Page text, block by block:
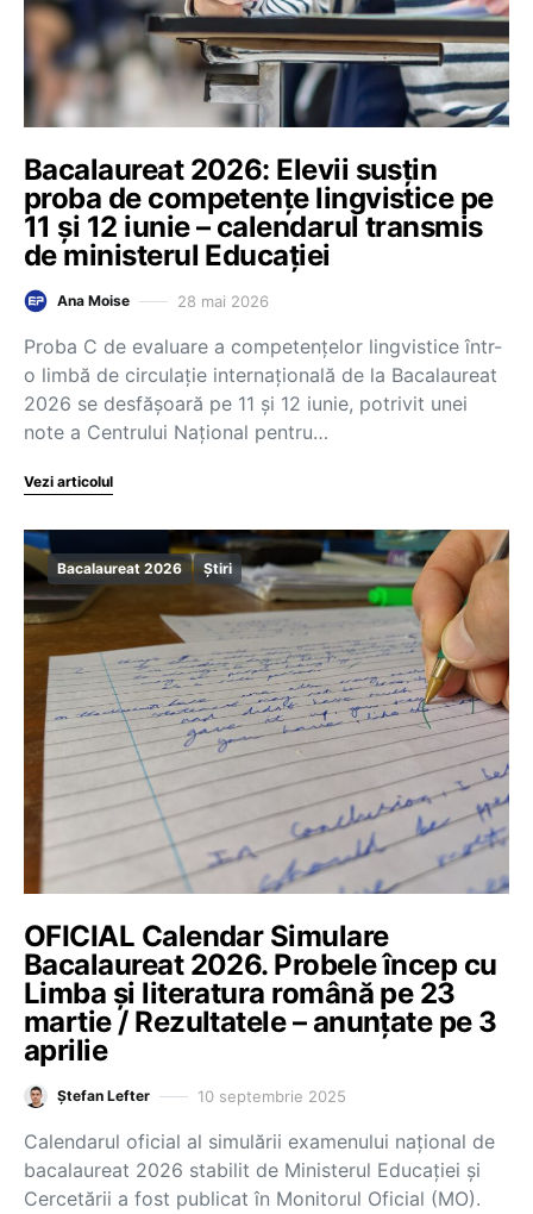
Bacalaureat 2026: Elevii susțin
proba de competențe lingvistice pe
11 și 12 iunie – calendarul transmis
de ministerul Educației
Ana Moise 28 mai 2026
Proba C de evaluare a competențelor lingvistice într-
o limbă de circulație internațională de la Bacalaureat
2026 se desfășoară pe 11 și 12 iunie, potrivit unei
note a Centrului Național pentru…
Vezi articolul
Bacalaureat 2026 Știri
OFICIAL Calendar Simulare
Bacalaureat 2026. Probele încep cu
Limba și literatura română pe 23
martie / Rezultatele – anunțate pe 3
aprilie
Ștefan Lefter 10 septembrie 2025
Calendarul oficial al simulării examenului național de
bacalaureat 2026 stabilit de Ministerul Educației și
Cercetării a fost publicat în Monitorul Oficial (MO).